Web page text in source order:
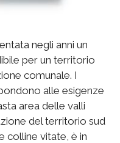
negli anni un
per un territorio
comunale. I
alle esigenze
area delle valli
del territorio sud
colline vitate, è in